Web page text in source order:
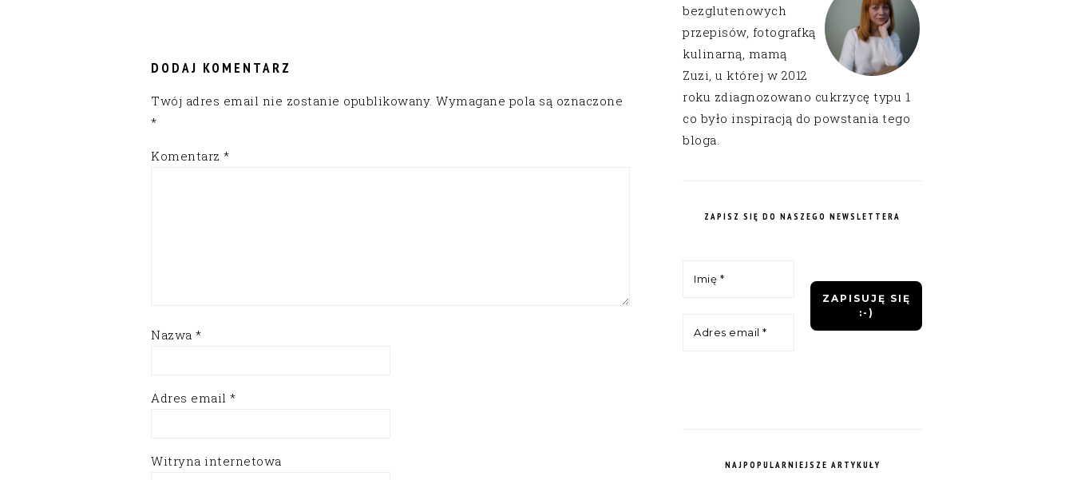
DODAJ KOMENTARZ
Twój adres email nie zostanie opublikowany. Wymagane pola są oznaczone
*
Komentarz *
Nazwa *
Adres email *
Witryna internetowa
bezglutenowych
przepisów, fotografką
kulinarną, mamą
Zuzi, u której w 2012
roku zdiagnozowano cukrzycę typu 1
co było inspiracją do powstania tego
bloga.
ZAPISZ SIĘ DO NASZEGO NEWSLETTERA
NAJPOPULARNIEJSZE ARTYKUŁY